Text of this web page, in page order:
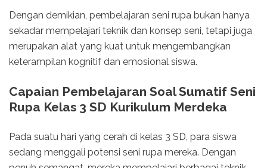
Dengan demikian, pembelajaran seni rupa bukan hanya
sekadar mempelajari teknik dan konsep seni, tetapi juga
merupakan alat yang kuat untuk mengembangkan
keterampilan kognitif dan emosional siswa.
Capaian Pembelajaran Soal Sumatif Seni
Rupa Kelas 3 SD Kurikulum Merdeka
Pada suatu hari yang cerah di kelas 3 SD, para siswa
sedang menggali potensi seni rupa mereka. Dengan